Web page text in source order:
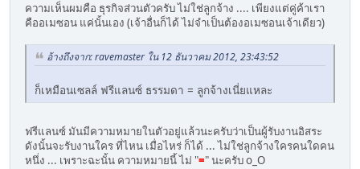
ความเห็นผมคือ ธุรกิจส่วนตัวครับ ไม่ใช่ลูกจ้าง .... เพียงแต่คู่ค้าเรา
คืออเมซอน แค่นั้นเอง (เจ้าอื่นก็ได้ ไม่จำเป็นต้องอเมซอนเจ้าเดียว)
อ้างถึงจาก: ravemaster ใน 12 ธันวาคม 2012, 23:43:52
ก็เหมือนเซลล์ ฟรีแลนซ์ ธรรมดา = ลูกจ้างเนี่ยแหละ
ฟรีแลนซ์ มันมีความหมายในตัวอยู่แล้วนะครับว่าเป็นผู้รับงานอิสระ
ดังนั้นจะรับงานใคร ที่ไหน เมื่อไหร่ ก็ได้ ... ไม่ใช่ลูกจ้างใครคนใดคน
หนึ่ง ... เพราะฉะนั้น ความหมายนี้ ไม่ "=" นะครับ o_O